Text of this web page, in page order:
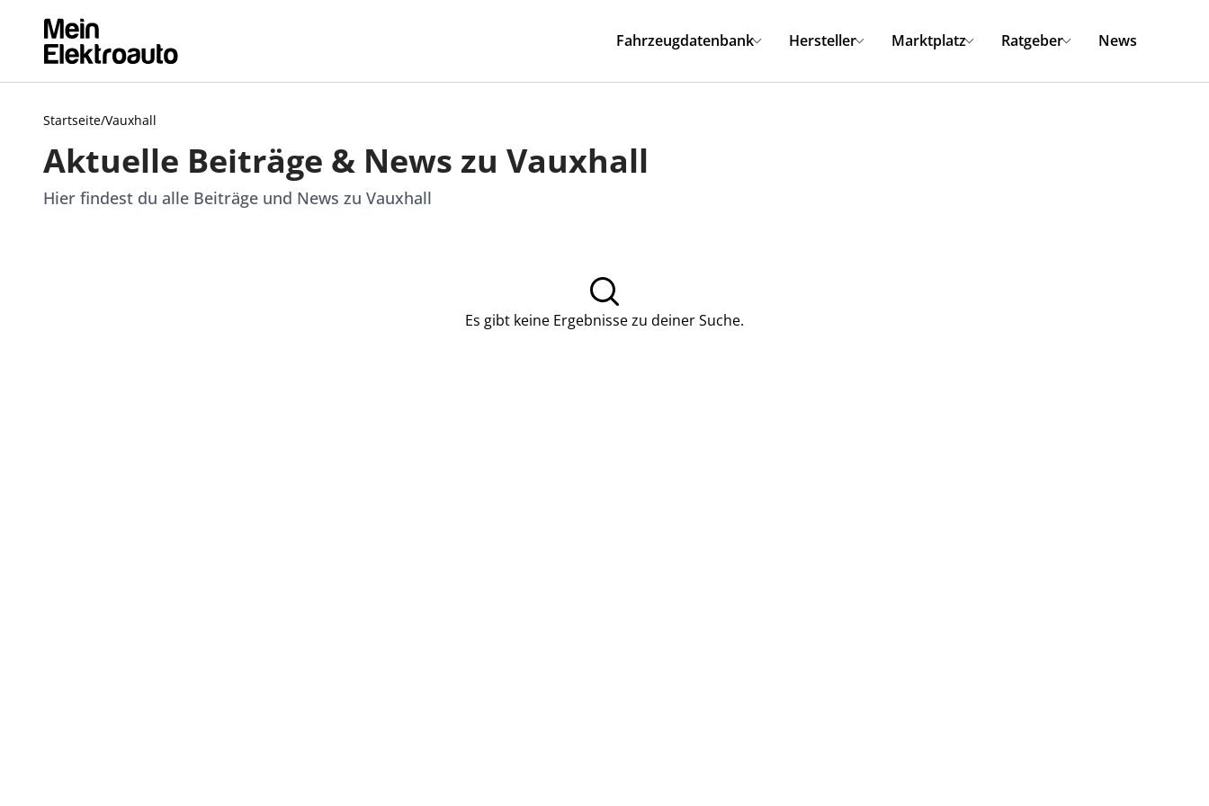
Fahrzeugdatenbank Hersteller Marktplatz Ratgeber News
Startseite/Vauxhall
Aktuelle Beiträge & News zu Vauxhall
Hier findest du alle Beiträge und News zu Vauxhall
Es gibt keine Ergebnisse zu deiner Suche.